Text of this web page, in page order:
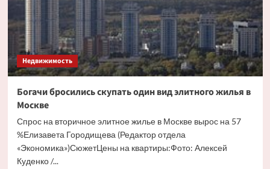
дома
Недвижимость
Богачи бросились скупать один вид элитного жилья в
Москве
Спрос на вторичное элитное жилье в Москве вырос на 57
%Елизавета Городищева (Редактор отдела
«Экономика»)СюжетЦены на квартиры:Фото: Алексей
Куденко /...